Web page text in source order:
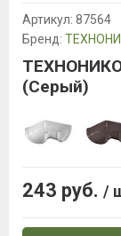
Артикул: 87564
Бренд:
(Серый)
243 руб. /